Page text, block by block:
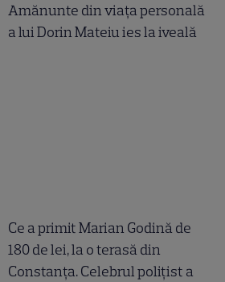
Amănunte din viața personală
a lui Dorin Mateiu ies la iveală
Ce a primit Marian Godină de
180 de lei, la o terasă din
Constanța. Celebrul polițist a